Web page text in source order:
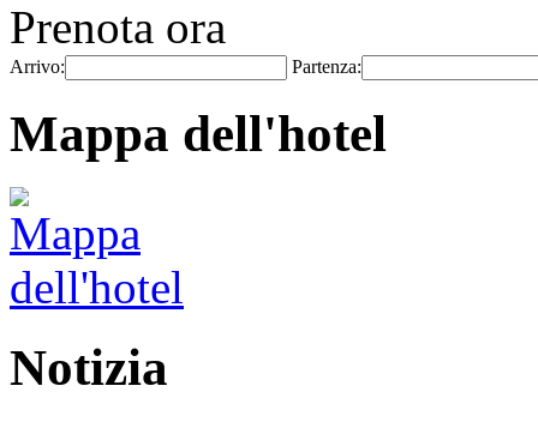
Prenota ora
Arrivo: Partenza:
Mappa dell'hotel
Notizia